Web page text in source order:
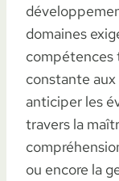
domaines
compétences
constante
anticiper les
travers la
ou encore la